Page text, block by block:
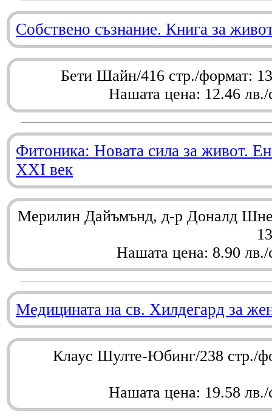
Собствено съзнание. Книга за
Бети Шайн/416 стр./формат:
Нашата цена: 12.46 лв./
Фитоника: Новата сила за живот.
XXI век
Мерилин Дайъмънд, д-р Доналд
Нашата цена: 8.90 лв./
Медицината на св. Хилдегард за
Клаус Шулте-Юбинг/238 стр./
Нашата цена: 19.58 лв./